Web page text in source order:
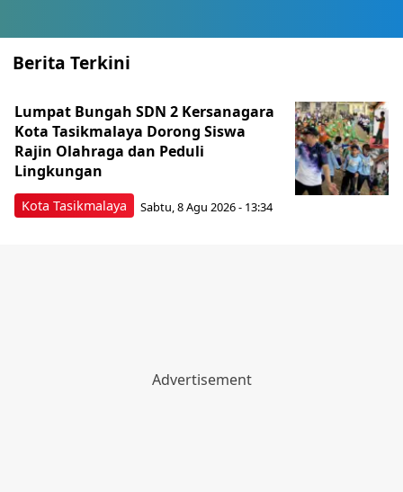
Berita Terkini
Kota Tasikmalaya
Lumpat Bungah SDN 2 Kersanagara
Kota Tasikmalaya Dorong Siswa
Rajin Olahraga dan Peduli
Lingkungan
Sabtu, 8 Agu 2026 - 13:34